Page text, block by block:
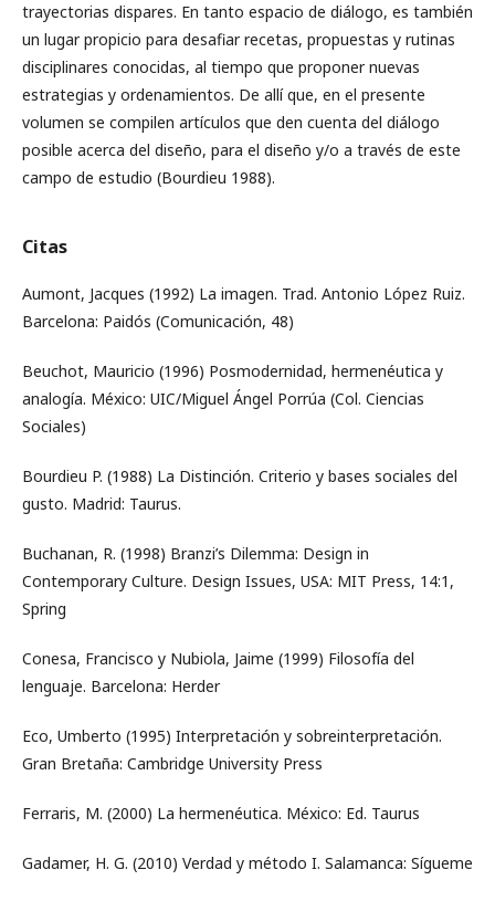
trayectorias dispares. En tanto espacio de diálogo, es también
un lugar propicio para desafiar recetas, propuestas y rutinas
disciplinares conocidas, al tiempo que proponer nuevas
estrategias y ordenamientos. De allí que, en el presente
volumen se compilen artículos que den cuenta del diálogo
posible acerca del diseño, para el diseño y/o a través de este
campo de estudio (Bourdieu 1988).
Citas
Aumont, Jacques (1992) La imagen. Trad. Antonio López Ruiz.
Barcelona: Paidós (Comunicación, 48)
Beuchot, Mauricio (1996) Posmodernidad, hermenéutica y
analogía. México: UIC/Miguel Ángel Porrúa (Col. Ciencias
Sociales)
Bourdieu P. (1988) La Distinción. Criterio y bases sociales del
gusto. Madrid: Taurus.
Buchanan, R. (1998) Branzi’s Dilemma: Design in
Contemporary Culture. Design Issues, USA: MIT Press, 14:1,
Spring
Conesa, Francisco y Nubiola, Jaime (1999) Filosofía del
lenguaje. Barcelona: Herder
Eco, Umberto (1995) Interpretación y sobreinterpretación.
Gran Bretaña: Cambridge University Press
Ferraris, M. (2000) La hermenéutica. México: Ed. Taurus
Gadamer, H. G. (2010) Verdad y método I. Salamanca: Sígueme